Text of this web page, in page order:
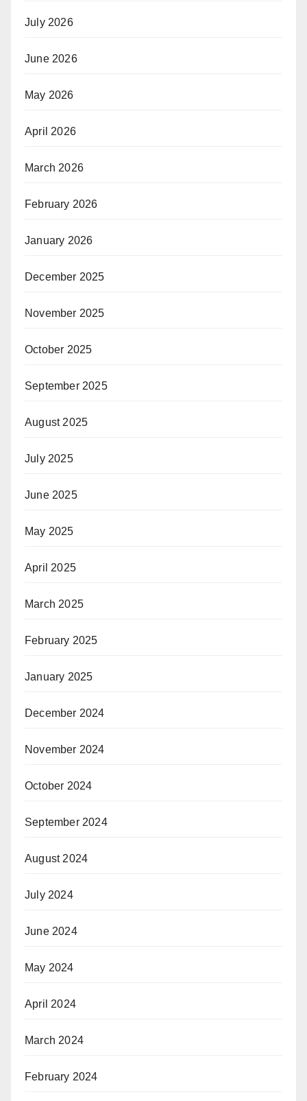
July 2026
June 2026
May 2026
April 2026
March 2026
February 2026
January 2026
December 2025
November 2025
October 2025
September 2025
August 2025
July 2025
June 2025
May 2025
April 2025
March 2025
February 2025
January 2025
December 2024
November 2024
October 2024
September 2024
August 2024
July 2024
June 2024
May 2024
April 2024
March 2024
February 2024